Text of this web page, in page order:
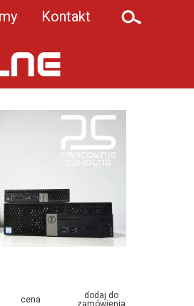
Kontakt
cena
dodaj do
zamówienia